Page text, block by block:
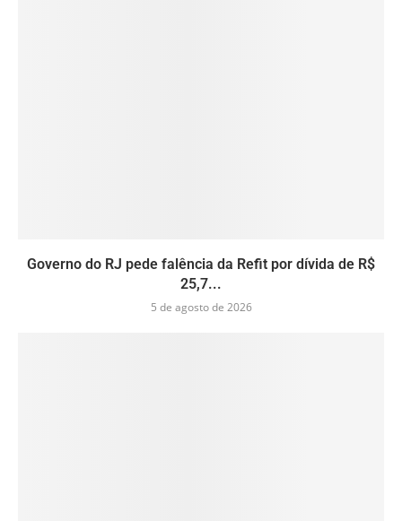
Governo do RJ pede falência da Refit por dívida de R$
25,7...
5 de agosto de 2026